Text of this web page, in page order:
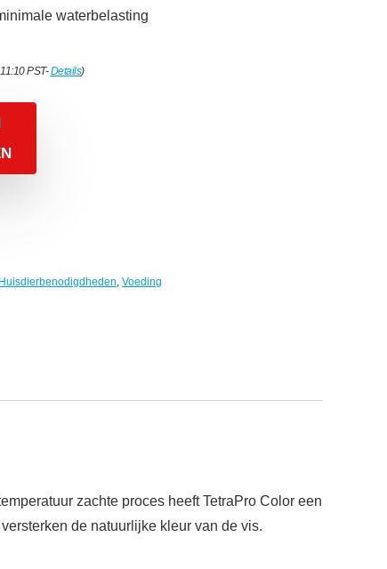
waterbelasting
PST-Details)
Huisdierbenodigdheden, Voeding
zachte proces heeft TetraPro Color een
de natuurlijke kleur van de vis.